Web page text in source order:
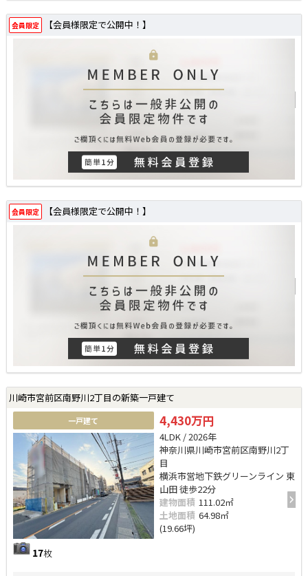
会員限定 【会員様限定で公開中！】
会員限定 【会員様限定で公開中！】
川崎市宮前区南野川2丁目の新築一戸建て
一戸建て
17枚
4,430万円
4LDK / 2026年
神奈川県川崎市宮前区南野川2丁
目
横浜市営地下鉄グリーンライン 東
山田 徒歩22分
建物面積 111.02㎡
土地面積 64.98㎡
(19.66坪)